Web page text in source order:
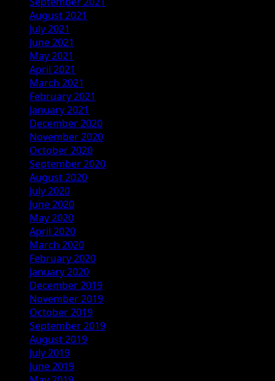
August 2021
July 2021
June 2021
May 2021
April 2021
March 2021
February 2021
January 2021
December 2020
November 2020
October 2020
September 2020
August 2020
July 2020
June 2020
May 2020
April 2020
March 2020
February 2020
January 2020
December 2019
November 2019
October 2019
September 2019
August 2019
July 2019
June 2019